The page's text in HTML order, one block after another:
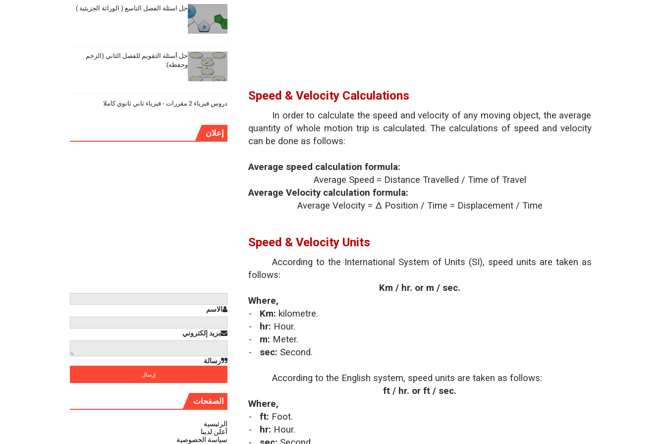
Speed & Velocity Calculations
In order to calculate the speed and velocity of any moving object, the average
quantity ofwhole motion trip is calculated. The calculations of speed and velocity
can be done as follows:
Average speed calculation formula:
Average Speed = Distance Travelled / Time of Travel
Average Velocity calculation formula:
Average Velocity = ∆Position / Time = Displacement / Time
Speed & Velocity Units
According to the International System of Units (SI), speed units are taken as
follows:
Km / hr. or m / sec.
Where,
-
Km: kilometre.
-
hr: Hour.
-
m: Meter.
-
sec: Second.
According to the English system, speed units are taken as follows:
ft / hr. or ft / sec.
Where,
-
ft: Foot.
-
hr: Hour.
حل اسئلة الفصل التاسع ( الوراثة الجزيئية )
حل أسئلة التقويم للفصل الثاني (الزخم
وحفظه):
دروس فيزياء 2 مقررات - فيزياء ثاني ثانوي كاملا
إعلان
الاسم
بريد إلكتروني
رسالة
الصفحات
الرئيسية
أعلن لدينا
سياسة الخصوصية